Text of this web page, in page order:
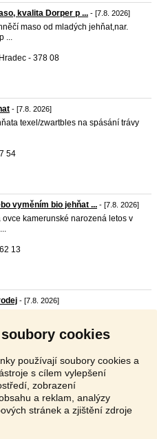
cookies
používají soubory cookies a
s cílem vylepšení
zobrazení
a reklam, analýzy
stránek a zjištění zdroje
kvalita Dorper p ... - [7.8. 2026]
maso od mladých jehňat,nar.
...
- 378 08
- [7.8. 2026]
texel/zwartbles na spásání trávy
54
vyměním bio jehňat ... - [7.8. 2026]
ovce kamerunské narozená letos v
13
- [7.8. 2026]
2 3 Další